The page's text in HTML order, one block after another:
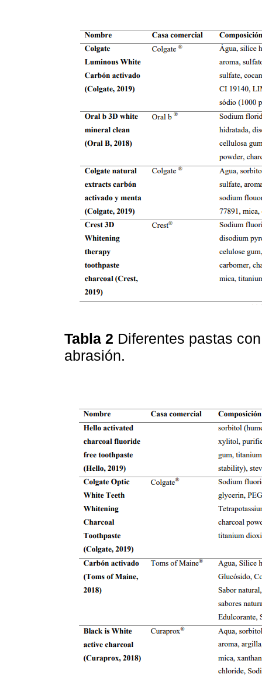
Tabla 2 Diferentes pastas
abrasión.